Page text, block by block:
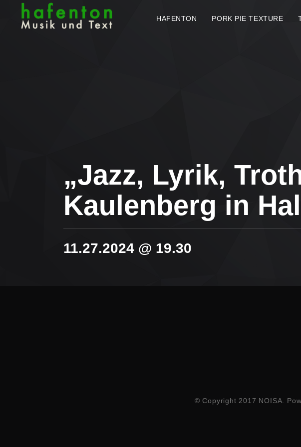
HAFENTON PORK PIE TEXTURE
„Jazz, Lyrik,
Kaulenberg in
11.27.2024 @ 19.30
© Copyright 2017 NOISA.